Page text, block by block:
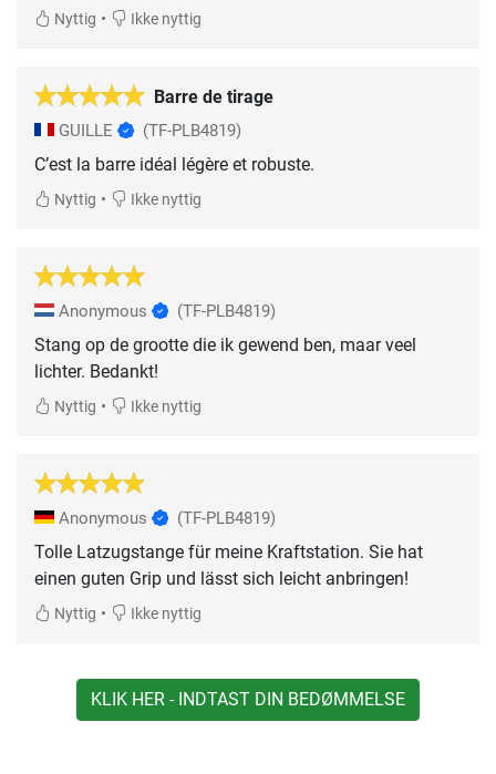
Nyttig • Ikke nyttig
Barre de tirage
GUILLE (TF-PLB4819)
C’est la barre idéal légère et robuste.
Nyttig • Ikke nyttig
Anonymous (TF-PLB4819)
Stang op de grootte die ik gewend ben, maar veel
lichter. Bedankt!
Nyttig • Ikke nyttig
Anonymous (TF-PLB4819)
Tolle Latzugstange für meine Kraftstation. Sie hat
einen guten Grip und lässt sich leicht anbringen!
Nyttig • Ikke nyttig
KLIK HER - INDTAST DIN BEDØMMELSE